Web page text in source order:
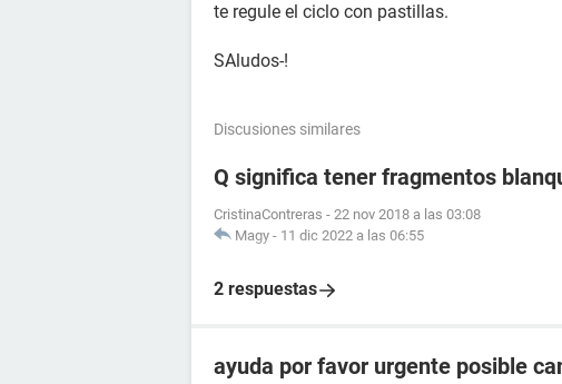
te regule el ciclo con pastillas.
SAludos-!
Discusiones similares
Q significa tener fragmentos
CristinaContreras - 22 nov 2018 a las 03:08
Magy - 11 dic 2022 a las 06:55
2 respuestas
ayuda por favor urgente posible